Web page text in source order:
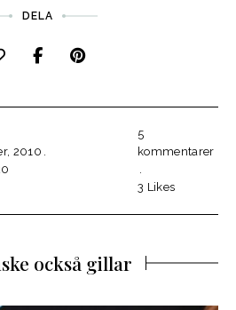
DELA
2010
5
kommentarer
3 Likes
också gillar